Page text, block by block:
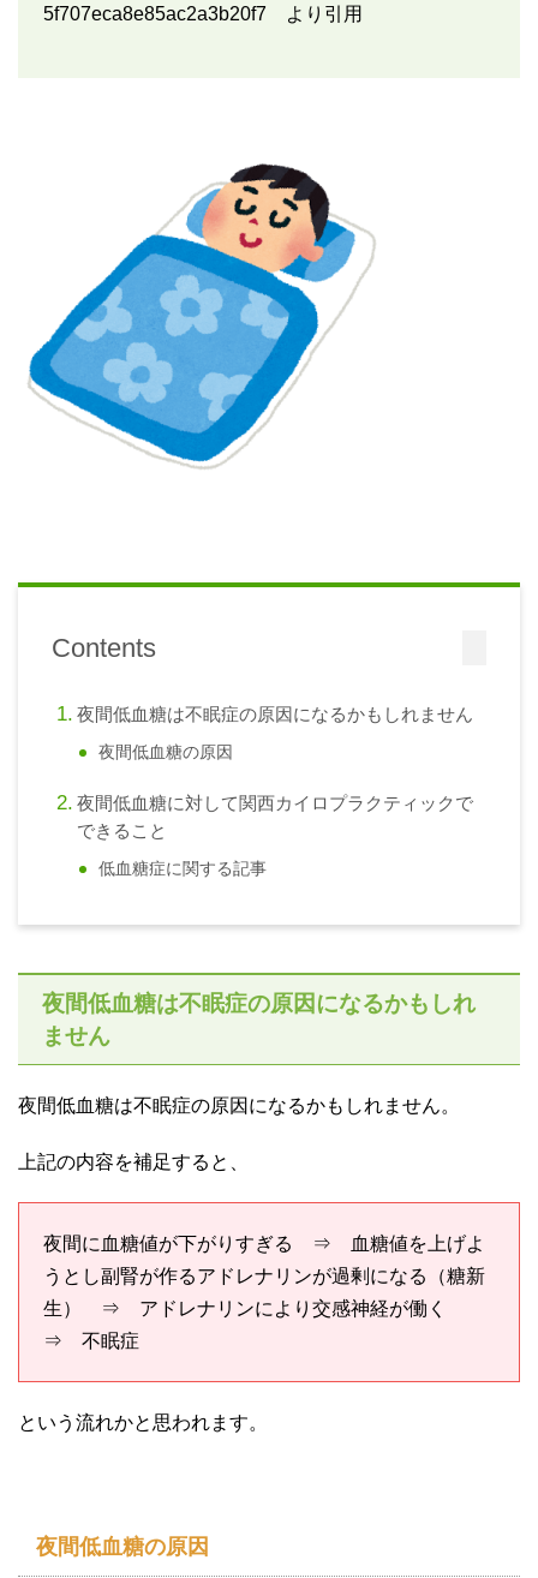
5f707eca8e85ac2a3b20f7 より引用
Contents
夜間低血糖は不眠症の原因になるかもしれません
夜間低血糖の原因
夜間低血糖に対して関西カイロプラクティックで
できること
低血糖症に関する記事
夜間低血糖は不眠症の原因になるかもしれ
ません
夜間低血糖は不眠症の原因になるかもしれません。
上記の内容を補足すると、
夜間に血糖値が下がりすぎる ⇒ 血糖値を上げよ
うとし副腎が作るアドレナリンが過剰になる（糖新
生） ⇒ アドレナリンにより交感神経が働く
⇒ 不眠症
という流れかと思われます。
夜間低血糖の原因